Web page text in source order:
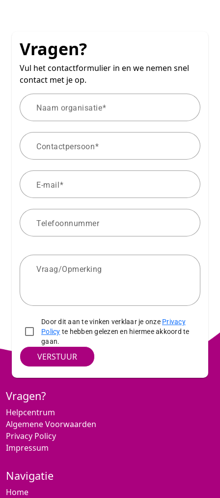
Vragen?
Vul het contactformulier in en we nemen snel
contact met je op.
Naam organisatie
Contactpersoon
E-mail
Telefoonnummer
Vraag/Opmerking
Door dit aan te vinken verklaar je onze Privacy
Policy te hebben gelezen en hiermee akkoord te
gaan.
VERSTUUR
Vragen?
Helpcentrum
Algemene Voorwaarden
Privacy Policy
Impressum
Navigatie
Home